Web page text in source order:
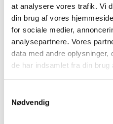
at analysere vores trafik. Vi
din brug af vores
for sociale medier,
analysepartnere. Vores
data med andre oplysninger,
de har indsamlet fra din brug
Nødvendig
100g edamame bønner
Pynt af med en god feta
Hvidvinseddike
Salatblandingen skylles og
lægges i bunden af et fladt
optøs og over drysses over
skæres i kvarte og fordeles